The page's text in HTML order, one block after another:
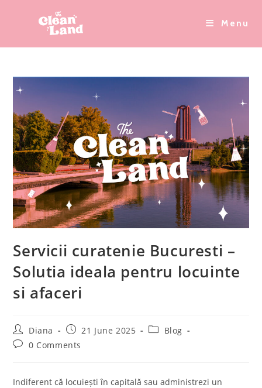
Menu
Servicii curatenie Bucuresti –
Solutia ideala pentru locuinte
si afaceri
Post
author:
Diana
Post
published:
21 June 2025
PostBlog
Post0 Comments
Indiferent că locuiești în capitală sau administrezi un